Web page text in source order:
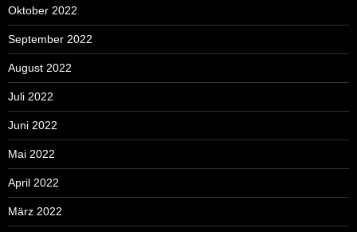
Oktober 2022
September 2022
August 2022
Juli 2022
Juni 2022
Mai 2022
April 2022
März 2022